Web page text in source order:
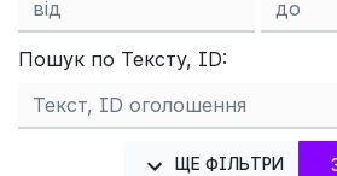
Пошук по Тексту, ID:
ЩЕ ФІЛЬТРИ